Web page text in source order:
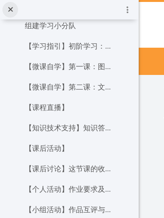
跳到主要内容
组建学习小分队
【学习指引】初阶学习：项目一
【微课自学】第一课：图像及新建
【微课自学】第二课：文字工具
【课程直播】
【知识技术支持】知识答疑与操作辅导
【课后活动】
【课后讨论】这节课的收获与疑问
【个人活动】作业要求及提交
【小组活动】作品互评与讨论